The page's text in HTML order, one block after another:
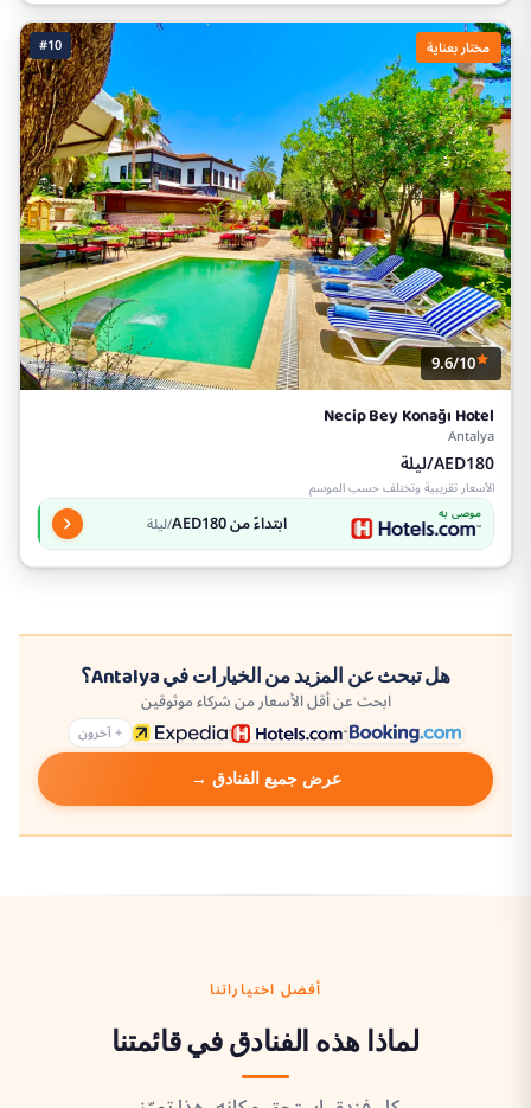
#10 مختار بعناية
9.6/10
Necip Bey Konağı Hotel
Antalya
AED180/ليلة
الأسعار تقريبية وتختلف حسب الموسم
موصى به ابتداءً من AED180 /ليلة
هل تبحث عن المزيد من الخيارات في Antalya؟
ابحث عن أقل الأسعار من شركاء موثوقين
+ آخرون
عرض جميع الفنادق →
أفضل اختياراتنا
لماذا هذه الفنادق في قائمتنا